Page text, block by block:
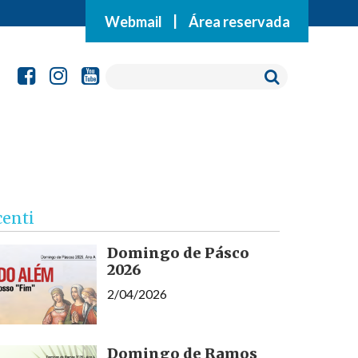
Webmail Área reservada
Domingo de Pásco
2026
2/04/2026
Domingo de Ramos